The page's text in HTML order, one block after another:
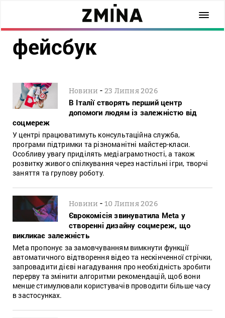
фейсбук
Новини -23 Липня 2026
В Італії створять перший центр
допомоги людям із залежністю від
соцмереж
У центрі працюватимуть консультаційна служба,
програми підтримки та різноманітні майстер-класи.
Особливу увагу приділять медіаграмотності, а також
розвитку живого спілкування через настільні ігри, творчі
заняття та групову роботу.
Новини -10 Липня 2026
Єврокомісія звинуватила Meta у
створенні дизайну соцмереж, що
викликає залежність
Meta пропонує за замовчуванням вимкнути функції
автоматичного відтворення відео та нескінченної стрічки,
запровадити дієві нагадування про необхідність зробити
перерву та змінити алгоритми рекомендацій, щоб вони
менше стимулювали користувачів проводити більше часу
в застосунках.